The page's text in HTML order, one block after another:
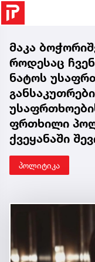
მაკა
როდესაც
ნატოს
ფრთხილი
ქვეყანაში
პოლიტიკა